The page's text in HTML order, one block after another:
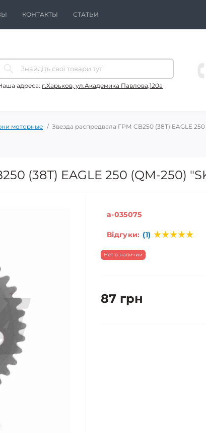
КОНТАКТЫ СТАТЬИ
адреса: г.Харьков, ул.Академика Павлова,120а
моторные Звезда распредвала ГРМ CB250 (38Т) EAGLE 250
(38Т) EAGLE 250 (QM-250)
a-035075
Відгуки: (1)
Нет в наличии
87 грн